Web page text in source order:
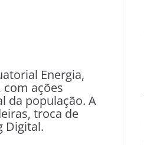
Energia,
ações
da população. A
troca de
Digital.